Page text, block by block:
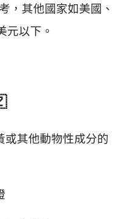
，其他國家如美國、
元以下。
或其他動物性成分的